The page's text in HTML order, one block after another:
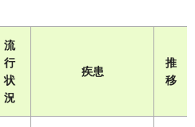
流
行
状
況
疾患
推
移